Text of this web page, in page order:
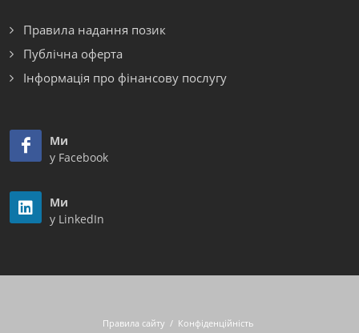
Правила надання позик
Публічна оферта
Інформація про фінансову послугу
Ми
у Facebook
Ми
у LinkedIn
Правила сайту / Конфіденційність